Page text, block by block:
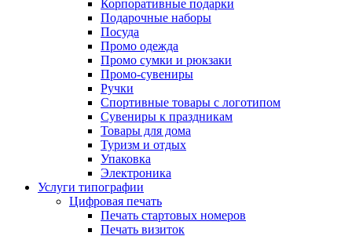
Корпоративные подарки
Подарочные наборы
Посуда
Промо одежда
Промо сумки и рюкзаки
Промо-сувениры
Ручки
Спортивные товары с логотипом
Сувениры к праздникам
Товары для дома
Туризм и отдых
Упаковка
Электроника
Услуги типографии
Цифровая печать
Печать стартовых номеров
Печать визиток